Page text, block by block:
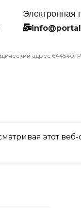
Электронная
адрес 644540,
этот веб-